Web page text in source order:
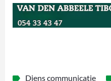
Diens communicatie